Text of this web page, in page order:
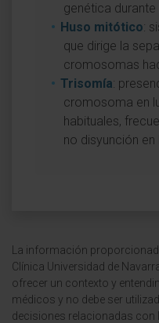
genética durante
Huso mitótico:
que dirige la
cromosomas
Trisomía:
cromosoma en
habituales,
no disyunción en
La información
Clínica Universidad de
ofrecer un contexto y
médicos y no debe ser
decisiones relacionadas con